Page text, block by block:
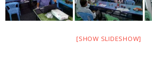
[SHOW SLIDESHOW]